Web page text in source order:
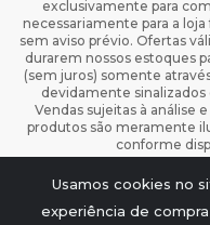
Usamos cookies no
experiência de
exclusivamente para
necessariamente para a
sem aviso prévio. Ofertas
durarem nossos estoques
(sem juros) somente
devidamente
Vendas sujeitas à análise
produtos são meramente
conforme
www.quadrante.com.br -